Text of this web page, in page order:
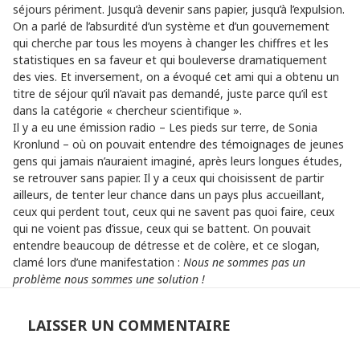
séjours périment. Jusqu’à devenir sans papier, jusqu’à l’expulsion.
On a parlé de l’absurdité d’un système et d’un gouvernement
qui cherche par tous les moyens à changer les chiffres et les
statistiques en sa faveur et qui bouleverse dramatiquement
des vies. Et inversement, on a évoqué cet ami qui a obtenu un
titre de séjour qu’il n’avait pas demandé, juste parce qu’il est
dans la catégorie « chercheur scientifique ».
Il y a eu une émission radio – Les pieds sur terre, de Sonia
Kronlund – où on pouvait entendre des témoignages de jeunes
gens qui jamais n’auraient imaginé, après leurs longues études,
se retrouver sans papier. Il y a ceux qui choisissent de partir
ailleurs, de tenter leur chance dans un pays plus accueillant,
ceux qui perdent tout, ceux qui ne savent pas quoi faire, ceux
qui ne voient pas d’issue, ceux qui se battent. On pouvait
entendre beaucoup de détresse et de colère, et ce slogan,
clamé lors d’une manifestation : Nous ne sommes pas un
problème nous sommes une solution !
LAISSER UN COMMENTAIRE